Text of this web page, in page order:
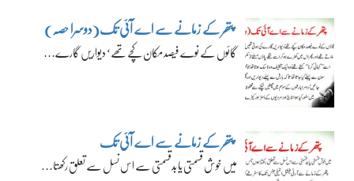
پتھر کے زمانے سے اے آئی تک(دوسرا حصہ)
گائوں کے نوے فیصد مکان کچے تھے‘ دیواریں گارے…
پتھر کے زمانے سے اے آئی تک
میں خوش قسمتی یا بدقسمتی سے اس نسل سے تعلق رکھتا…